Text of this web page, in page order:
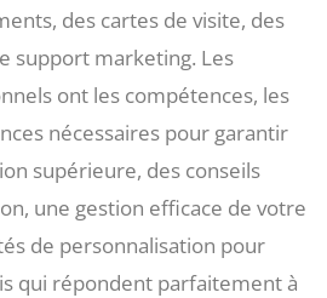
des cartes de visite, des
support marketing. Les
ont les compétences, les
nécessaires pour garantir
supérieure, des conseils
une gestion efficace de votre
de personnalisation pour
qui répondent parfaitement à